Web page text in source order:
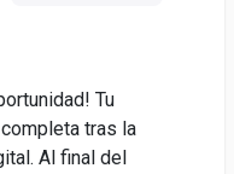
Tu
tras la
Al final del